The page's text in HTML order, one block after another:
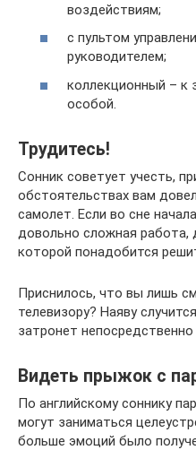
воздействиям;
с пультом
руководителем;
коллекционный – к
особой.
Трудитесь!
Сонник советует учесть,
обстоятельствах вам
самолет. Если во сне
довольно сложная работа,
которой понадобится
Приснилось, что вы лишь
телевизору? Наяву
затронет непосредственно
Видеть прыжок с
По английскому соннику
могут заниматься
больше эмоций было